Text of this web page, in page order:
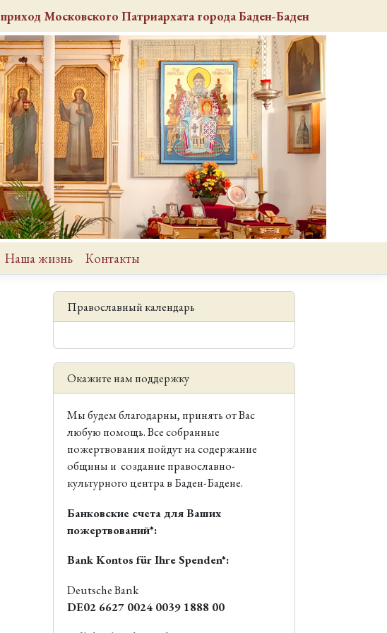
приход Московского Патриархата города Баден-Баден
Наша жизнь Контакты
Православный календарь
Окажите нам поддержку
Мы будем благодарны, принять от Вас
любую помощь. Все собранные
пожертвования пойдут на содержание
общины и создание православно-
культурного центра в Баден-Бадене.
Банковские счета для Ваших
пожертвований*:
Bank Kontos für Ihre Spenden*:
Deutsche Bank
DE02 6627 0024 0039 1888 00